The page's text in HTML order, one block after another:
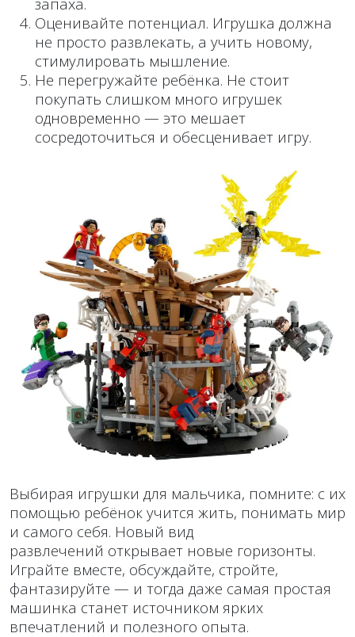
Оценивайте потенциал. Игрушка должна
не просто развлекать, а учить новому,
стимулировать мышление.
Не перегружайте ребёнка. Не стоит
покупать слишком много игрушек
одновременно — это мешает
сосредоточиться и обесценивает игру.
Выбирая игрушки для мальчика, помните: с их
помощью ребёнок учится жить, понимать мир
и самого себя. Новый вид
развлечений открывает новые горизонты.
Играйте вместе, обсуждайте, стройте,
фантазируйте — и тогда даже самая простая
машинка станет источником ярких
впечатлений и полезного опыта.